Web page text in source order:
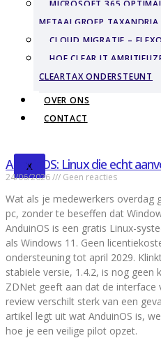
MICROSOFT 365
METAALGROEP TAXANDRIA
CLOUD MIGRATIE –
HOE CLEAR IT
CLEARTAX ONDERSTEUNT
OVER ONS
CONTACT
X
AnduinOS: Linux die echt
24/06/2026 Geen reacties
Wat als je medewerkers overdag
pc, zonder te beseffen dat
AnduinOS is een gratis Linux-
als Windows 11. Geen
ondersteuning tot april 2029.
stabiele versie, 1.4.2, is nog geen
ZDNet geeft aan dat de
review verschilt sterk van een
artikel legt uit wat AnduinOS is,
hoe je een veilige pilot opzet.